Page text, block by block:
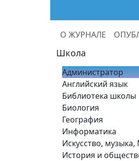
О ЖУРНАЛЕ
Школа
Администратор
Английский язык
Библиотека школы
Биология
География
Информатика
Искусство,
История и